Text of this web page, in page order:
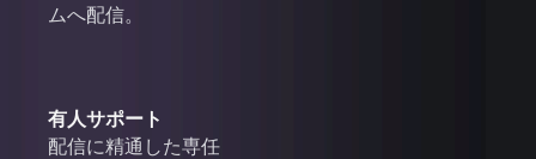
ムへ配信。
有人サポート
配信に精通した専任